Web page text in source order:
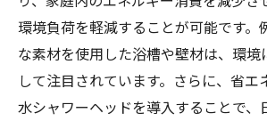
環境負荷を軽減することが可能です。
な素材を使用した浴槽や壁材は、環境
して注目されています。さらに、省エ
水シャワーヘッドを導入することで、